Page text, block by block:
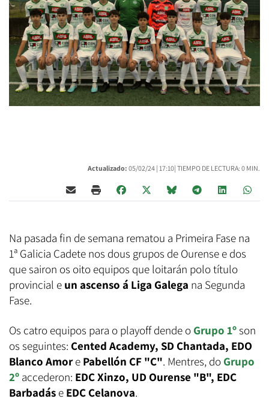
Actualizado: 05/02/24 | 17:10| TIEMPO DE LECTURA: 0 MIN.
Na pasada fin de semana rematou a Primeira Fase na
1ª Galicia Cadete nos dous grupos de Ourense e dos
que sairon os oito equipos que loitarán polo título
provincial e un ascenso á Liga Galega na Segunda
Fase.
Os catro equipos para o playoff dende o Grupo 1ºson
os seguintes: Cented Academy, SD Chantada, EDO
Blanco Amore Pabellón CF "C". Mentres, do Grupo
2º accederon: EDC Xinzo, UD Ourense "B", EDC
Barbadás e EDC Celanova.